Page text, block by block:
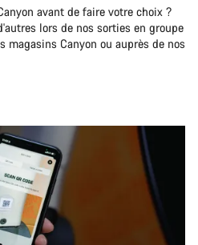
avant de faire votre choix ?
lors de nos sorties en groupe
magasins Canyon ou auprès de nos